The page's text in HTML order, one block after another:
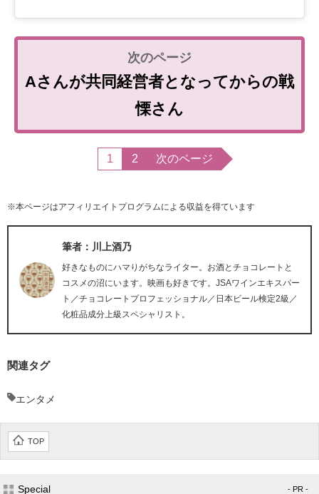
Aさんが共同経営者となってからの戦
慄さん
1 2 次のページ
※本ページはアフィリエイトプログラムによる収益を得ています
筆者：川上酒乃
好きなものにハマりがちなライター。お酒とチョコレートと
コスメの沼にいます。映画も好きです。JSAワインエキスパー
ト／チョコレートプロフェッショナル／日本ビール検定2級／
化粧品成分上級スペシャリスト。
関連タグ
エンタメ
TOP
Special - PR -